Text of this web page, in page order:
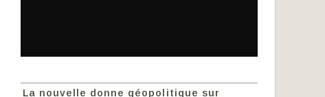
La nouvelle donne géopolitique sur